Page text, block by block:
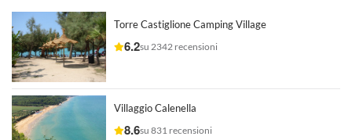
Torre Castiglione Camping Village
6.2su 2342 recensioni
Villaggio Calenella
8.6su 831 recensioni